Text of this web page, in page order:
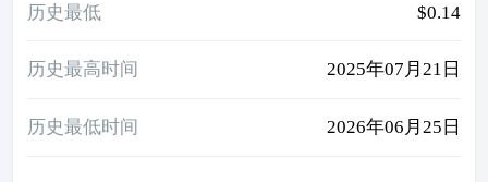
历史最低 $0.14
历史最高时间 2025年07月21日
历史最低时间 2026年06月25日